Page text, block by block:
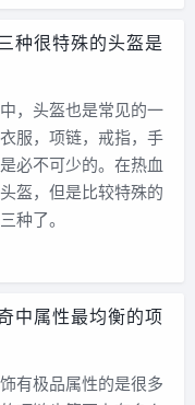
种很特殊的头盔是
，头盔也是常见的一
服，项链，戒指，手
必不可少的。在热血
盔，但是比较特殊的
种了。
中属性最均衡的项
有极品属性的是很多